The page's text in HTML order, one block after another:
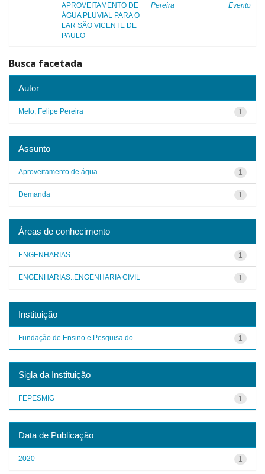
APROVEITAMENTO DE
ÁGUA PLUVIAL PARA O
LAR SÃO VICENTE DE
PAULO
Pereira
Evento
Busca facetada
Autor
1
Melo, Felipe Pereira
Assunto
1
Aproveitamento de água
1
Demanda
Áreas de conhecimento
1
ENGENHARIAS
1
ENGENHARIAS::ENGENHARIA CIVIL
Instituição
1
Fundação de Ensino e Pesquisa do ...
Sigla da Instituição
1
FEPESMIG
Data de Publicação
1
2020